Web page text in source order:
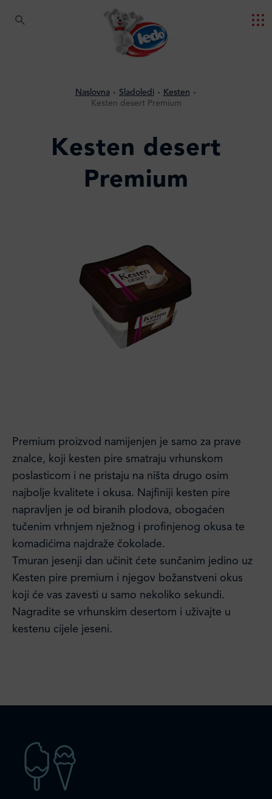
Naslovna Sladoledi
Kesten
Kesten desert Premium
Kesten desert
Premium
Premium proizvod namijenjen je samo za prave
znalce, koji kesten pire smatraju vrhunskom
poslasticom i ne pristaju na ništa drugo osim
najbolje kvalitete i okusa. Najfiniji kesten pire
napravljen je od biranih plodova, obogaćen
tučenim vrhnjem nježnog i profinjenog okusa te
komadićima najdraže čokolade.
Tmuran jesenji dan učinit ćete sunčanim jedino uz
Kesten pire premium i njegov božanstveni okus
koji će vas zavesti u samo nekoliko sekundi.
Nagradite se vrhunskim desertom i uživajte u
kestenu cijele jeseni.